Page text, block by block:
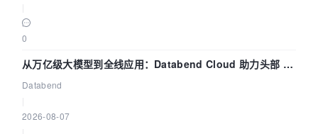
0
从万亿级大模型到全线应用：Databend Cloud 助力头部 AI
企业构建全链路 Trace 数据管道
Databend
2026-08-07